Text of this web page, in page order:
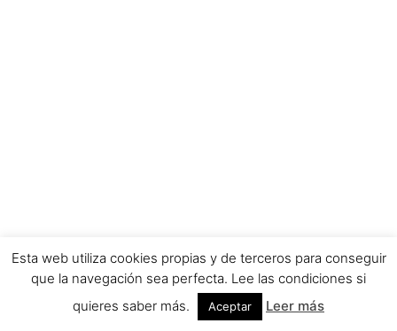
Esta web utiliza cookies propias y de terceros para conseguir
que la navegación sea perfecta. Lee las condiciones si
quieres saber más.
Aceptar Leer más